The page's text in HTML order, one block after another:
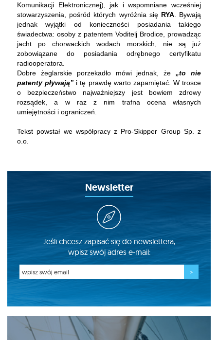
Komunikacji Elektronicznej), jak i wspomniane wcześniej
stowarzyszenia, pośród których wyróżnia się RYA. Bywają
jednak wyjątki od konieczności posiadania takiego
świadectwa: osoby z patentem Voditelj Brodice, prowadząc
jacht po chorwackich wodach morskich, nie są już
zobowiązane do posiadania odrębnego certyfikatu
radiooperatora.
Dobre żeglarskie porzekadło mówi jednak, że„to nie
patenty pływają” i tę prawdę warto zapamiętać. W trosce
o bezpieczeństwo najważniejszy jest bowiem zdrowy
rozsądek, a w raz z nim trafna ocena własnych
umiejętności i ograniczeń.
Tekst powstał we współpracy z Pro-Skipper Group Sp. z
o.o.
Newsletter
Jeśli chcesz zapisać się do newslettera,
wpisz swój adres e-mail: